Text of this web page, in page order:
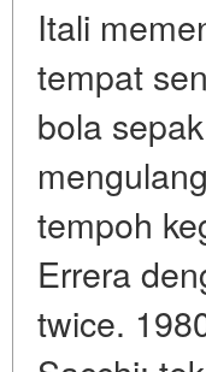
Itali
tempat
bola
tempoh
Errera
twice.